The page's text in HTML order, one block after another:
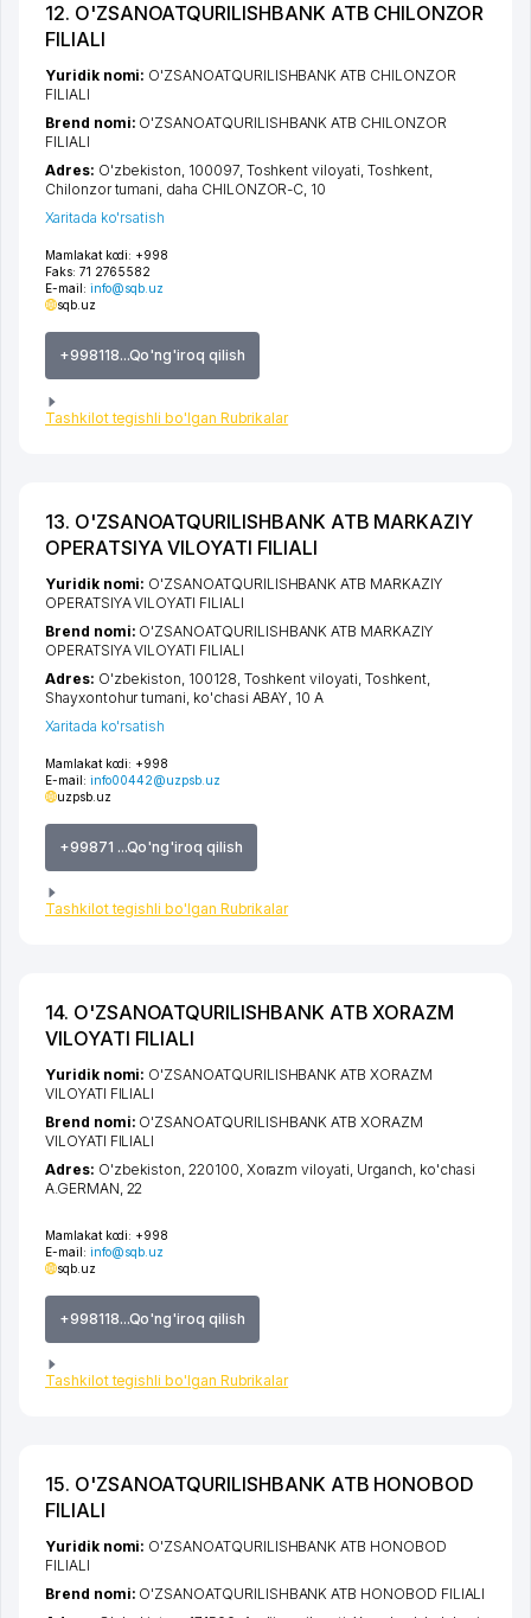
12. O'ZSANOATQURILISHBANK ATB CHILONZOR
FILIALI
Mamlakat kodi: +998
Faks: 71 2765582
E-mail: info@sqb.uz
sqb.uz
+998118...Qo'ng'iroq qilish
Tashkilot tegishli bo'lgan Rubrikalar
Yuridik nomi: O'ZSANOATQURILISHBANK ATB CHILONZOR
FILIALI
Brend nomi: O'ZSANOATQURILISHBANK ATB CHILONZOR
FILIALI
Adres: O'zbekiston, 100097, Toshkent viloyati, Toshkent,
Chilonzor tumani, daha CHILONZOR-C, 10
Xaritada ko'rsatish
13. O'ZSANOATQURILISHBANK ATB MARKAZIY
OPERATSIYA VILOYATI FILIALI
Mamlakat kodi: +998
E-mail: info00442@uzpsb.uz
uzpsb.uz
+99871 ...Qo'ng'iroq qilish
Tashkilot tegishli bo'lgan Rubrikalar
Yuridik nomi: O'ZSANOATQURILISHBANK ATB MARKAZIY
OPERATSIYA VILOYATI FILIALI
Brend nomi: O'ZSANOATQURILISHBANK ATB MARKAZIY
OPERATSIYA VILOYATI FILIALI
Adres: O'zbekiston, 100128, Toshkent viloyati Toshkent
Shayxontohur tumani ko'chasi ABAY , 10 А
Xaritada ko'rsatish
14. O'ZSANOATQURILISHBANK ATB XORAZM
VILOYATI FILIALI
Mamlakat kodi: +998
E-mail: info@sqb.uz
sqb.uz
+998118...Qo'ng'iroq qilish
Tashkilot tegishli bo'lgan Rubrikalar
Yuridik nomi: O'ZSANOATQURILISHBANK ATB XORAZM
VILOYATI FILIALI
Brend nomi: O'ZSANOATQURILISHBANK ATB XORAZM
VILOYATI FILIALI
Adres: O'zbekiston, 220100, Xorazm viloyati Urganch ko'chasi
A.GERMAN , 22
15. O'ZSANOATQURILISHBANK ATB HONOBOD
FILIALI
Yuridik nomi: O'ZSANOATQURILISHBANK ATB HONOBOD
FILIALI
Brend nomi: O'ZSANOATQURILISHBANK ATB HONOBOD FILIALI